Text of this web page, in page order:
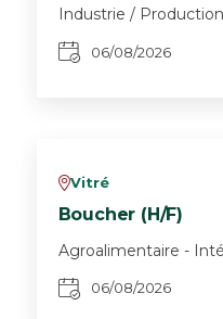
Industrie /
06/08/2026
vVitré
Boucher (H/F)
Agroalimentaire -
06/08/2026